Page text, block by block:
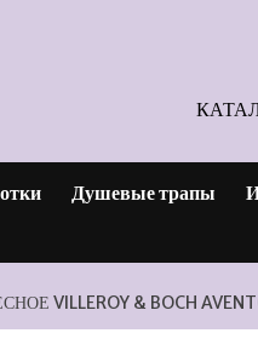
Душевые трапы
VILLEROY & BOCH